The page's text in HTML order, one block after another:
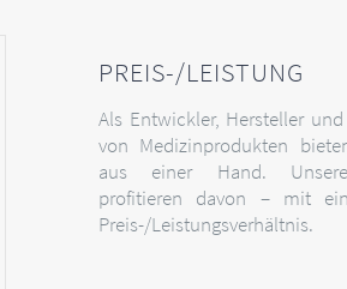
PREIS-/LEISTUNG
Als Entwickler, Hersteller
von Medizinprodukten
aus einer Hand.
profitieren davon – mit
Preis-/Leistungsverhältnis.